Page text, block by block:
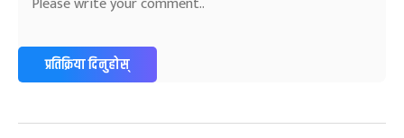
प्रतिक्रिया दिनुहोस्